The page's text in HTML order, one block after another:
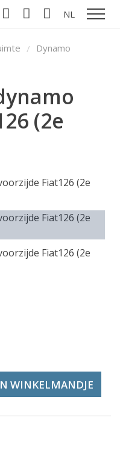
NL Toon
Dynamo
(2e
WINKELMANDJE